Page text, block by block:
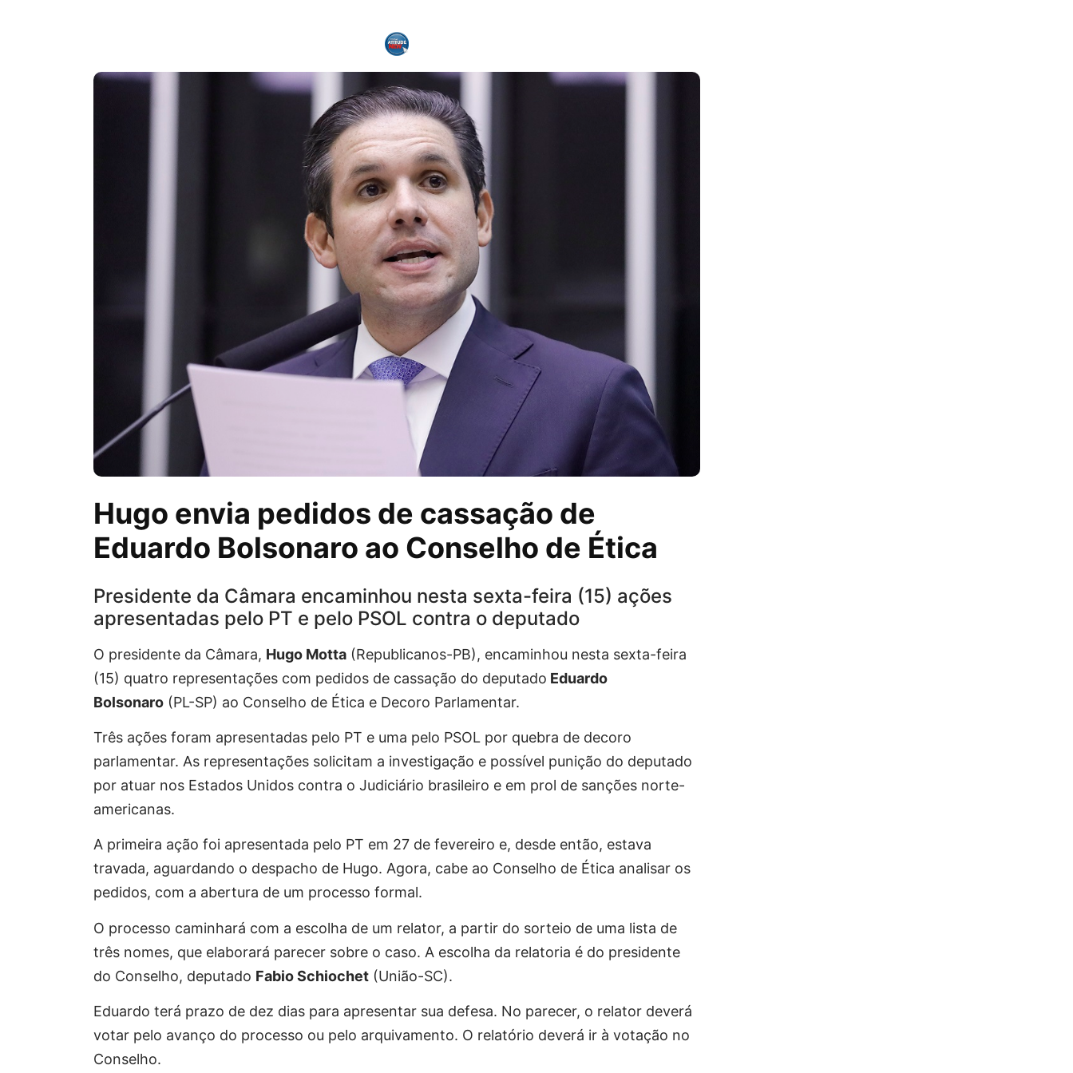
Hugo envia pedidos de cassação de
Eduardo Bolsonaro ao Conselho de Ética
Presidente da Câmara encaminhou nesta sexta-feira (15) ações
apresentadas pelo PT e pelo PSOL contra o deputado
O presidente da Câmara, Hugo Motta (Republicanos-PB), encaminhou nesta sexta-feira
(15) quatro representações com pedidos de cassação do deputado Eduardo
Bolsonaro (PL-SP) ao Conselho de Ética e Decoro Parlamentar.
Três ações foram apresentadas pelo PT e uma pelo PSOL por quebra de decoro
parlamentar. As representações solicitam a investigação e possível punição do deputado
por atuar nos Estados Unidos contra o Judiciário brasileiro e em prol de sanções norte-
americanas.
A primeira ação foi apresentada pelo PT em 27 de fevereiro e, desde então, estava
travada, aguardando o despacho de Hugo. Agora, cabe ao Conselho de Ética analisar os
pedidos, com a abertura de um processo formal.
O processo caminhará com a escolha de um relator, a partir do sorteio de uma lista de
três nomes, que elaborará parecer sobre o caso. A escolha da relatoria é do presidente
do Conselho, deputado Fabio Schiochet (União-SC).
Eduardo terá prazo de dez dias para apresentar sua defesa. No parecer, o relator deverá
votar pelo avanço do processo ou pelo arquivamento. O relatório deverá ir à votação no
Conselho.